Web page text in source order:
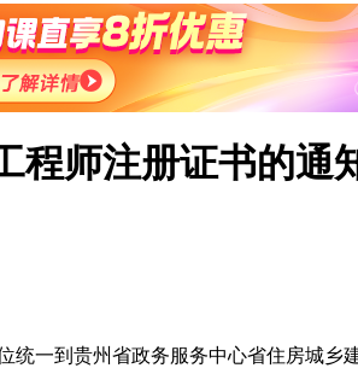
程师注册证书的通
统一到贵州省政务服务中心省住房城乡